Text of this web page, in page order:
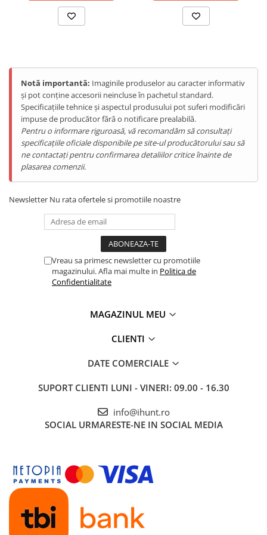
Acasă
Stații de Încărcare Comerciale /
Profesionale
Notă importantă: Imaginile produselor au caracter informativ
și pot conține accesorii neincluse în pachetul standard.
Specificațiile tehnice și aspectul produsului pot suferi modificări
impuse de producător fără o notificare prealabilă.
Pentru o informare riguroasă, vă recomandăm să consultați
specificațiile oficiale disponibile pe site-ul producătorului sau să
ne contactați pentru confirmarea detaliilor critice înainte de
plasarea comenzii.
Newsletter Nu rata ofertele si promotiile noastre
Vreau sa primesc newsletter cu promotiile
magazinului. Afla mai multe in Politica de
Confidentialitate
MAGAZINUL MEU
CLIENTI
DATE COMERCIALE
SUPORT CLIENTI LUNI - VINERI: 09.00 - 16.30
info@ihunt.ro
SOCIAL URMARESTE-NE IN SOCIAL MEDIA